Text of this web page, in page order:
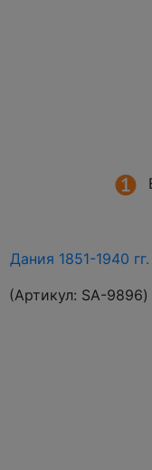
Дания 1851-1940
(Артикул: SA-9896)